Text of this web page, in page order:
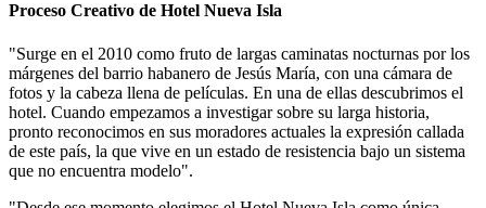
Proceso Creativo de Hotel Nueva Isla
"Surge en el 2010 como fruto de largas caminatas nocturnas por los
márgenes del barrio habanero de Jesús María, con una cámara de
fotos y la cabeza llena de películas. En una de ellas descubrimos el
hotel. Cuando empezamos a investigar sobre su larga historia,
pronto reconocimos en sus moradores actuales la expresión callada
de este país, la que vive en un estado de resistencia bajo un sistema
que no encuentra modelo".